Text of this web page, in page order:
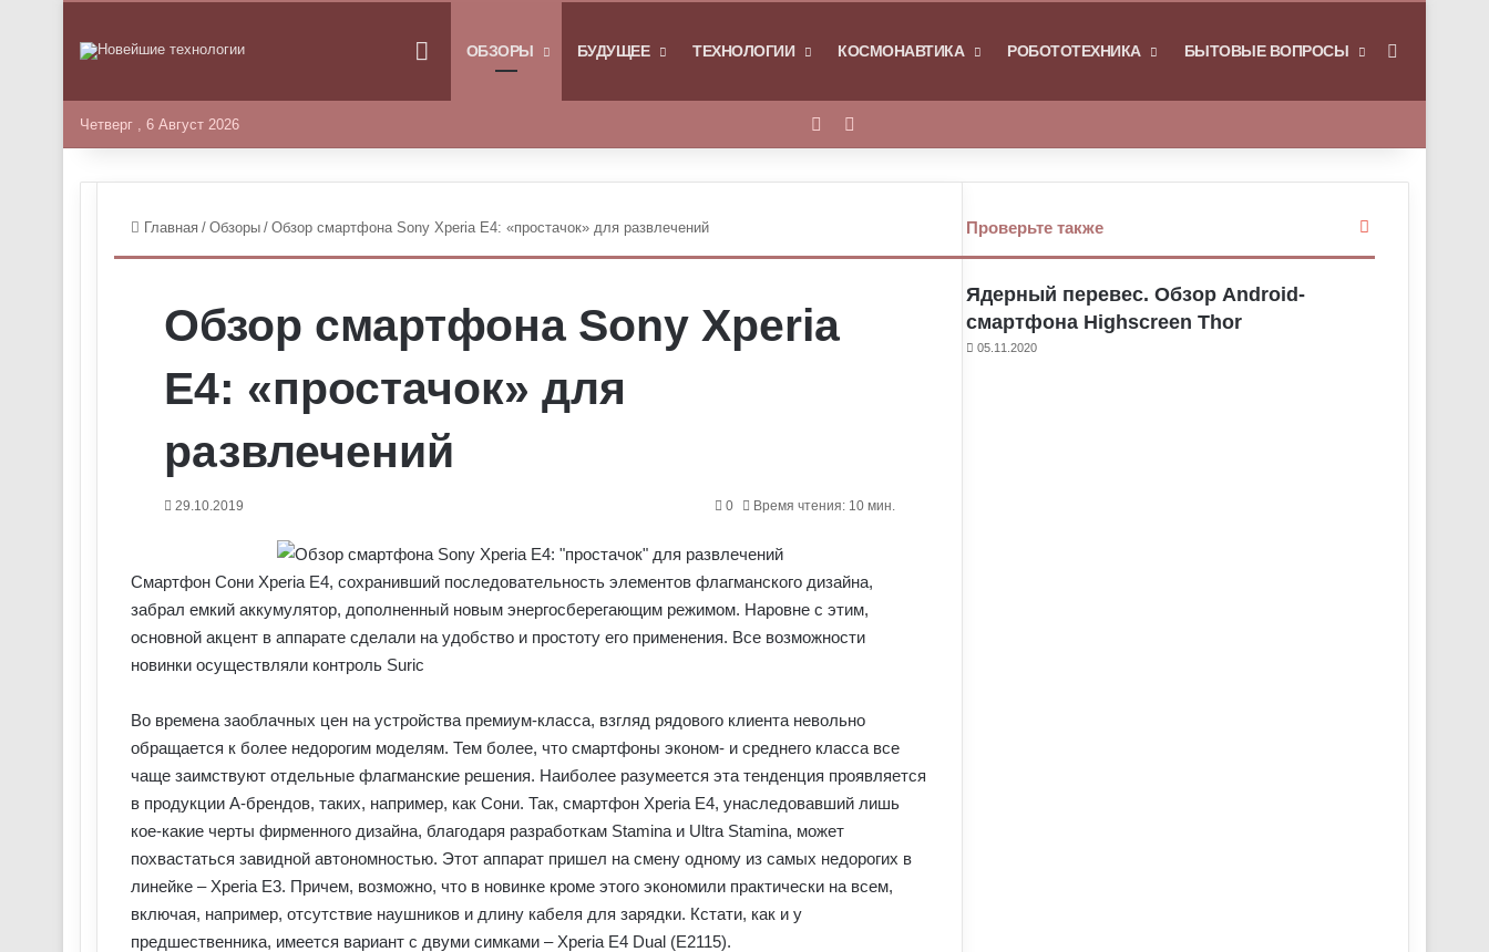
ГЛАВНАЯОБЗОРЫ БУДУЩЕЕ ТЕХНОЛОГИИ КОСМОНАВТИКА РОБОТОТЕХНИКА БЫТОВЫЕ ВОПРОСЫ
Четверг , 6 Август 2026 Войти
Главная / Обзоры / Обзор смартфона Sony Xperia E4: «простачок» для развлечений
Обзор смартфона Sony Xperia
E4: «простачок» для
развлечений
29.10.2019 0 Время чтения: 10 мин.
Смартфон Сони Xperia E4, сохранивший последовательность элементов флагманского дизайна,
забрал емкий аккумулятор, дополненный новым энергосберегающим режимом. Наровне с этим,
основной акцент в аппарате сделали на удобство и простоту его применения. Все возможности
новинки осуществляли контроль Suric
Во времена заоблачных цен на устройства премиум-класса, взгляд рядового клиента невольно
обращается к более недорогим моделям. Тем более, что смартфоны эконом- и среднего класса все
чаще заимствуют отдельные флагманские решения. Наиболее разумеется эта тенденция проявляется
в продукции A-брендов, таких, например, как Сони. Так, смартфон Xperia E4, унаследовавший лишь
кое-какие черты фирменного дизайна, благодаря разработкам Stamina и Ultra Stamina, может
похвастаться завидной автономностью. Этот аппарат пришел на смену одному из самых недорогих в
линейке – Xperia E3. Причем, возможно, что в новинке кроме этого экономили практически на всем,
включая, например, отсутствие наушников и длину кабеля для зарядки. Кстати, как и у
предшественника, имеется вариант с двуми симками – Xperia E4 Dual (E2115).
Проверьте также
Ядерный перевес. Обзор Android-
смартфона Highscreen Thor
05.11.2020